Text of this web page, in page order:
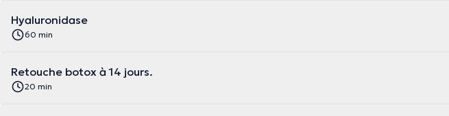
Hyaluronidase
60 min
Retouche botox à 14 jours.
20 min